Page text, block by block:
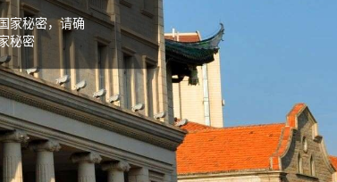
家秘密，请确
秘密